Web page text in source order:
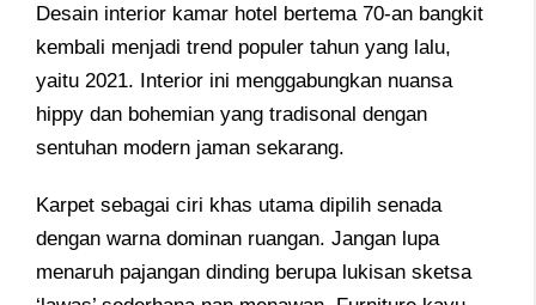
Desain interior kamar hotel bertema 70-an bangkit
kembali menjadi trend populer tahun yang lalu,
yaitu 2021. Interior ini menggabungkan nuansa
hippy dan bohemian yang tradisonal dengan
sentuhan modern jaman sekarang.
Karpet sebagai ciri khas utama dipilih senada
dengan warna dominan ruangan. Jangan lupa
menaruh pajangan dinding berupa lukisan sketsa